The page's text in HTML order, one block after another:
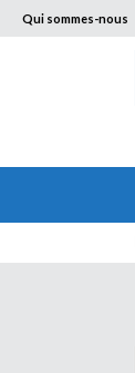
Qui sommes-nous